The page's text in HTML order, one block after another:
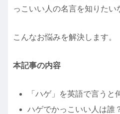
っこいい人の名言を知りたい
こんなお悩みを解決します。
本記事の内容
「ハゲ」を英語で言うと
ハゲでかっこいい人は誰